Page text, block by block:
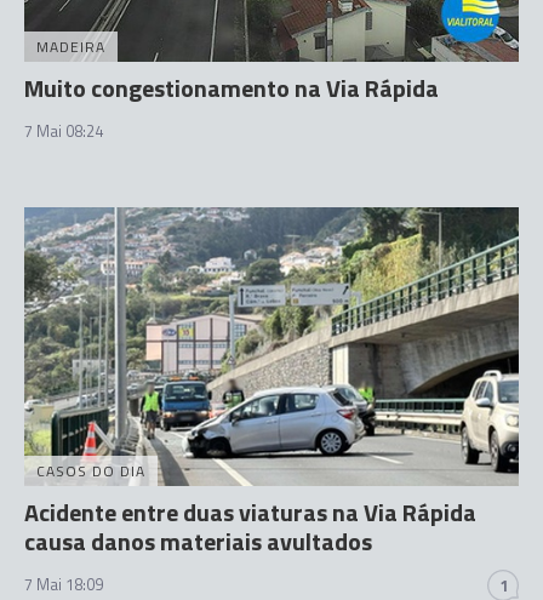
MADEIRA
Muito congestionamento na Via Rápida
7 Mai 08:24
CASOS DO DIA
Acidente entre duas viaturas na Via Rápida
causa danos materiais avultados
7 Mai 18:09 1